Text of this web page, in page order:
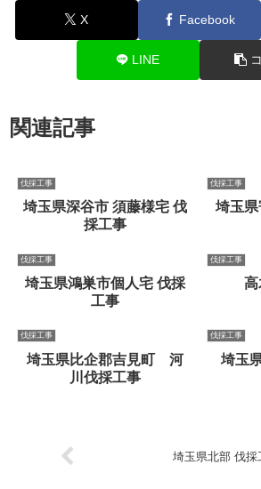
X Facebook
LINE
関連記事
伐採工事
埼玉県深谷市 須藤様宅 伐
採工事
伐採工事
埼玉
伐採工事
埼玉県鴻巣市個人宅 伐採
工事
伐採工事
伐採工事
埼玉県比企郡吉見町 河
川伐採工事
伐採工事
埼玉
埼玉県北部 伐採